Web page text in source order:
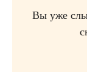
Вы уже